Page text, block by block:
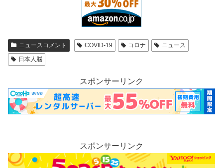
ニュースコメント COVID-19 コロナ
ニュース
日本人脳
スポンサーリンク
スポンサーリンク